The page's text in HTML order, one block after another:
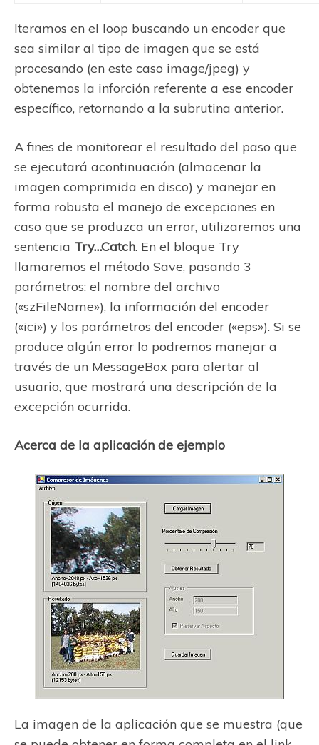
Iteramos en el loop buscando un encoder que
sea similar al tipo de imagen que se está
procesando (en este caso image/jpeg) y
obtenemos la inforción referente a ese encoder
específico, retornando a la subrutina anterior.
A fines de monitorear el resultado del paso que
se ejecutará acontinuación (almacenar la
imagen comprimida en disco) y manejar en
forma robusta el manejo de excepciones en
caso que se produzca un error, utilizaremos una
sentencia Try…Catch. En el bloque Try
llamaremos el método Save, pasando 3
parámetros: el nombre del archivo
(«szFileName»), la información del encoder
(«ici») y los parámetros del encoder («eps»). Si se
produce algún error lo podremos manejar a
través de un MessageBox para alertar al
usuario, que mostrará una descripción de la
excepción ocurrida.
Acerca de la aplicación de ejemplo
La imagen de la aplicación que se muestra (que